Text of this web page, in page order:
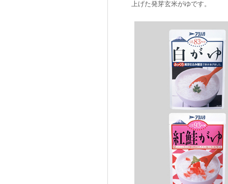
上げた発芽玄米がゆです。